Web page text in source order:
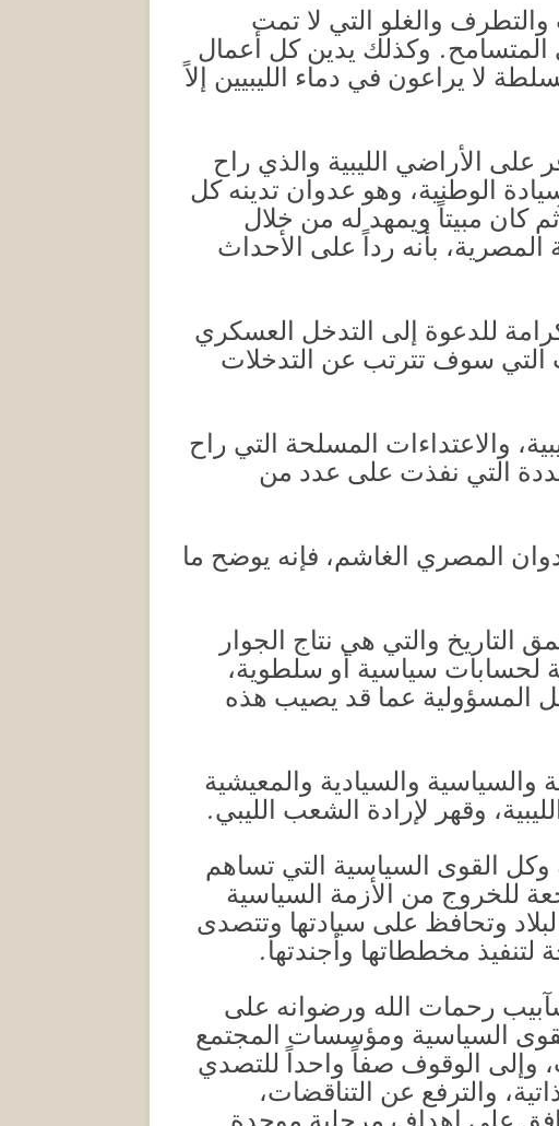
والغلو التي لا تمت
المتسامح. وكذلك يدين كل أعمال
لا يراعون في دماء الليبيين إلاً
الأراضي الليبية والذي راح
الوطنية، وهو عدوان تدينه كل
كان مبيتاً ويمهد له من خلال
بأنه رداً على الأحداث
للدعوة إلى التدخل العسكري
التي سوف تترتب عن التدخلات
والاعتداءات المسلحة التي راح
التي نفذت على عدد من
المصري الغاشم، فإنه يوضح ما
التاريخ والتي هي نتاج الجوار
لحسابات سياسية أو سلطوية،
المسؤولية عما قد يصيب هذه
والسياسية والسيادية والمعيشية
وقهر لإرادة الشعب الليبي.
القوى السياسية التي تساهم
للخروج من الأزمة السياسية
وتحافظ على سيادتها وتتصدى
لتنفيذ مخططاتها وأجندتها.
رحمات الله ورضوانه على
القوى السياسية ومؤسسات المجتمع
وإلى الوقوف صفاً واحداً للتصدي
والترفع عن التناقضات،